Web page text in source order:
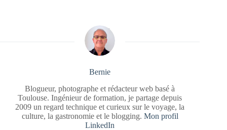
Bernie
Blogueur, photographe et rédacteur web basé à
Toulouse. Ingénieur de formation, je partage depuis
2009 un regard technique et curieux sur le voyage, la
culture, la gastronomie et le blogging. Mon profil
LinkedIn